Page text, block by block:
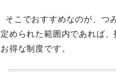
そこでおすすめなのが、つ
定められた範囲内であれば
お得な制度です。